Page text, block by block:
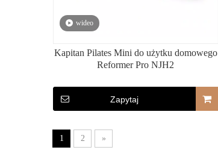
wideo
Kapitan Pilates Mini do użytku domowego
Reformer Pro NJH2
Zapytaj
1 2 »